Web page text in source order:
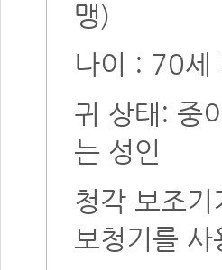
맹)
나이 : 70세
귀 상태: 중
는 성인
청각 보조
보청기를 사